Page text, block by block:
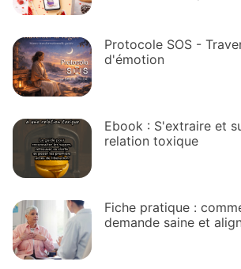
Protocole SOS -
d'émotion
Ebook : S'extraire et
relation toxique
Fiche pratique :
demande saine et